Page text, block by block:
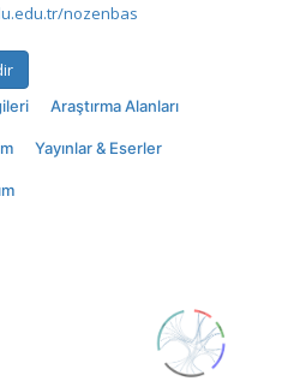
nozenbas
Araştırma Alanları
Yayınlar & Eserler